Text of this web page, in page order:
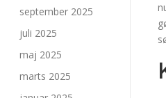
september 2025
juli 2025
maj 2025
marts 2025